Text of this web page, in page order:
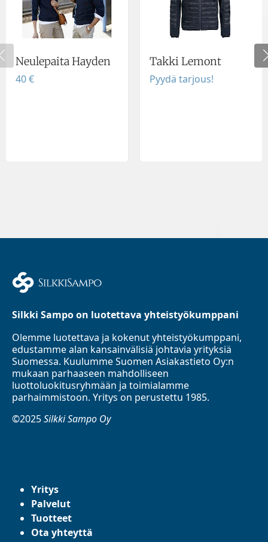
Neulepaita Hayden
40 €
Takki Lemont
Pyydä tarjous!
Silkki Sampo on luotettava yhteistyökumppani
Olemme luotettava ja kokenut yhteistyökumppani,
edustamme alan kansainvälisiä johtavia yrityksiä
Suomessa. Kuulumme Suomen Asiakastieto Oy:n
mukaan parhaaseen mahdolliseen
luottoluokitusryhmään ja toimialamme
parhaimmistoon. Yritys on perustettu 1985.
©2025Silkki Sampo Oy
Yritys
Palvelut
Tuotteet
Ota yhteyttä